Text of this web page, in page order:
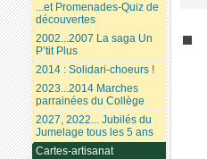
...et Promenades-Quiz de
découvertes
2002...2007 La saga Un
P’tit Plus
2014 : Solidari-choeurs !
2023...2014 Marches
parrainées du Collège
2027, 2022... Jubilés du
Jumelage tous les 5 ans
Cartes-artisanat